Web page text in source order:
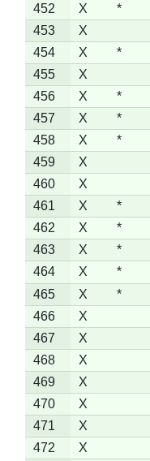
452 X *
453
X
454
X *
455
X
456
X *
457
X *
458
X *
459
X
460
X
461
X *
462
X *
463
X *
464
X *
465
X *
466
X
467
X
468
X
469
X
470
X
471
X
472
X